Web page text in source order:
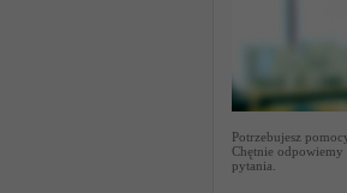
Potrzebujesz
Chętnie odpowiemy
pytania.